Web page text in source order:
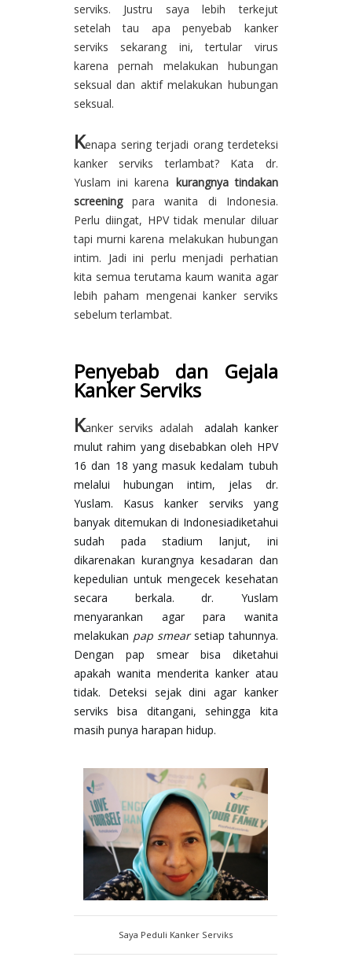
serviks. Justru saya lebih terkejut
setelah tau apa penyebab kanker
serviks sekarang ini, tertular virus
karena pernah melakukan hubungan
seksual dan aktif melakukan hubungan
seksual.
Kenapa sering terjadi orang terdeteksi
kanker serviks terlambat? Kata dr.
Yuslam ini karena kurangnya tindakan
screeningpara wanita di Indonesia.
Perlu diingat, HPV tidak menular diluar
tapi murni karena melakukan hubungan
intim. Jadi ini perlu menjadi perhatian
kita semua terutama kaum wanita agar
lebih paham mengenai kanker serviks
sebelum terlambat.
Penyebab dan Gejala
Kanker Serviks
Kanker serviks adalah
adalah kanker
mulut rahim yang disebabkan oleh HPV
16 dan 18 yang masuk kedalam tubuh
melalui hubungan intim, jelas dr.
Yuslam. Kasus kanker serviks yang
banyak ditemukan di Indonesiadiketahui
sudah pada stadium lanjut, ini
dikarenakan kurangnya kesadaran dan
kepedulian untuk mengecek kesehatan
secara berkala. dr. Yuslam
menyarankan agar para wanita
melakukan pap smear setiap tahunnya.
Dengan pap smear bisa diketahui
apakah wanita menderita kanker atau
tidak. Deteksi sejak dini agar kanker
serviks bisa ditangani, sehingga kita
masih punya harapan hidup.
Saya Peduli Kanker Serviks